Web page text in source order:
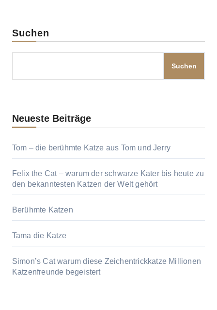
Suchen
Suchen
Neueste Beiträge
Tom – die berühmte Katze aus Tom und Jerry
Felix the Cat – warum der schwarze Kater bis heute zu
den bekanntesten Katzen der Welt gehört
Berühmte Katzen
Tama die Katze
Simon’s Cat warum diese Zeichentrickkatze Millionen
Katzenfreunde begeistert